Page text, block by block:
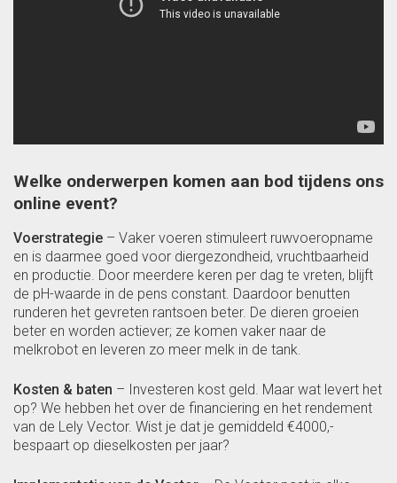
Welke onderwerpen komen aan bod tijdens ons
online event?
Voerstrategie – Vaker voeren stimuleert ruwvoeropname
en is daarmee goed voor diergezondheid, vruchtbaarheid
en productie. Door meerdere keren per dag te vreten, blijft
de pH-waarde in de pens constant. Daardoor benutten
runderen het gevreten rantsoen beter. De dieren groeien
beter en worden actiever; ze komen vaker naar de
melkrobot en leveren zo meer melk in de tank.
Kosten & baten – Investeren kost geld. Maar wat levert het
op? We hebben het over de financiering en het rendement
van de Lely Vector. Wist je dat je gemiddeld €4000,-
bespaart op dieselkosten per jaar?